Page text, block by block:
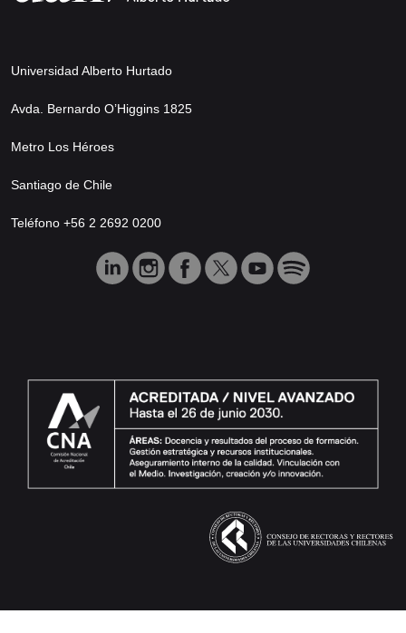
Universidad Alberto Hurtado
Avda. Bernardo O’Higgins 1825
Metro Los Héroes
Santiago de Chile
Teléfono +56 2 2692 0200